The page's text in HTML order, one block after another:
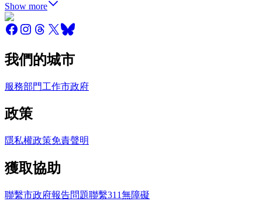
Show more
我們的城市
服務部門工作市政府
政策
隱私權政策免責聲明
獲取協助
聯繫市政府報告問題聯繫311無障礙